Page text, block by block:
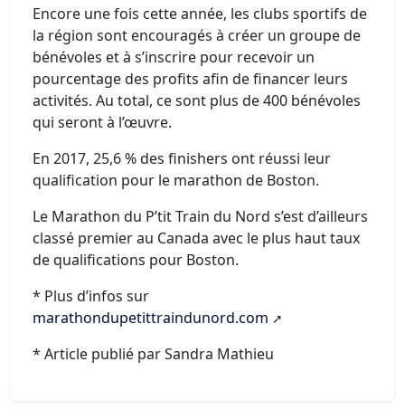
Encore une fois cette année, les clubs sportifs de
la région sont encouragés à créer un groupe de
bénévoles et à s’inscrire pour recevoir un
pourcentage des profits afin de financer leurs
activités. Au total, ce sont plus de 400 bénévoles
qui seront à l’œuvre.
En 2017, 25,6 % des finishers ont réussi leur
qualification pour le marathon de Boston.
Le Marathon du P’tit Train du Nord s’est d’ailleurs
classé premier au Canada avec le plus haut taux
de qualifications pour Boston.
* Plus d’infos sur
marathondupetittraindunord.com
* Article publié par Sandra Mathieu